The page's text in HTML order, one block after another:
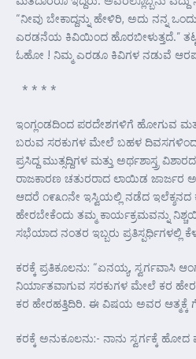
“ನೀವು ಬೇಕಾದ್ದನ್ನು ಹೇಳಿರಿ, ಅದು ನನ್ನ
ಎರಡನೆಯ ಕಿವಿಯಿಂದ ಹೊರಬೀಳುತ್ತದೆ.”
ಓಹೋ ! ನಿಮ್ಮ ಎರಡೂ ಕಿವಿಗಳ ನಡುವೆ
* * * *
ಇಂಗ್ಲಂಡದಿಂದ ಪರದೇಶಗಳಿಗೆ ಹೋಗುವ
ಬರುವ ಸರಕುಗಳ ಮೇಲೆ ಬಹಳ ದಿವಸಗಳಿಂದ
ಪ್ರಸಿದ್ದ ಮುತ್ಸದ್ದಿಗಳ ಮತ್ತು ಅರ್ಥಶಾಸ್ತ್ರ
ರಾಜಕಾರಣ ಚತುರರಾದ ಲಾಯಿಡ ಜಾರ್ಜರ
ಆದರೆ ೧೯೩೧ನೇ ಇಸ್ವಿಯಲ್ಲಿ ನಡೆದ ಇಲೆಕ್ಶನದ
ಹೇರಬೇಕೆಂದು ತಮ್ಮ ಕಾರ್ಯಕ್ರಮವನ್ನು
ಸಭೆಯಾದ ನಂತರ ಇಬ್ಬರು
ಕರಕ್ಕೆ ಪ್ರತಿಕೂಲನು: “ಏನಯ್ಯ, ಸ್ವರ್ಗವಾಸಿ
ನಿರ್ಯಾತವಾಗುವ ಸರಕುಗಳ ಮೇಲೆ ಕರ
ಕರ ಹೇರಹತ್ತಿದಿರಿ. ಈ ವಿಷಯ ಅವರ ಆತ್ಮಕ್ಕೆ
ಕರಕ್ಕೆ ಅನುಕೂಲನು:- ನಾನು ಸ್ವರ್ಗಕ್ಕೆ